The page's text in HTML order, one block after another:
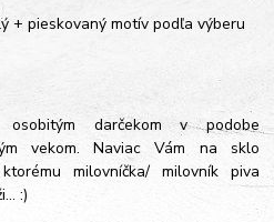
+ pieskovaný motív podľa výberu
darčekom v podobe
vekom. Naviac Vám na sklo
milovníčka/ milovník piva
:)